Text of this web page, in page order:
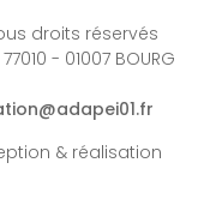
droits réservés
- 01007 BOURG
& réalisation